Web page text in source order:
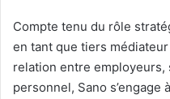
Compte tenu du rôle
en tant que tiers
relation entre
personnel, Sano